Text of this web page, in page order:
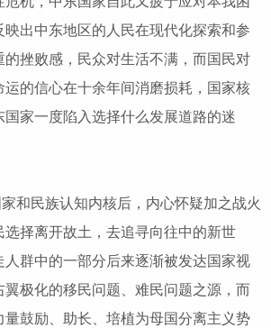
映出中东地区的人民在现代化探索和参
挫败感，民众对生活不满，而国民对
的信心在十余年间消磨损耗，国家核
家一度陷入选择什么发展道路的迷
民族认知内核后，内心怀疑加之战火
择离开故土，去追寻向往中的新世
群中的一部分后来逐渐被发达国家视
极化的移民问题、难民问题之源，而
鼓励、助长、培植为母国分离主义势